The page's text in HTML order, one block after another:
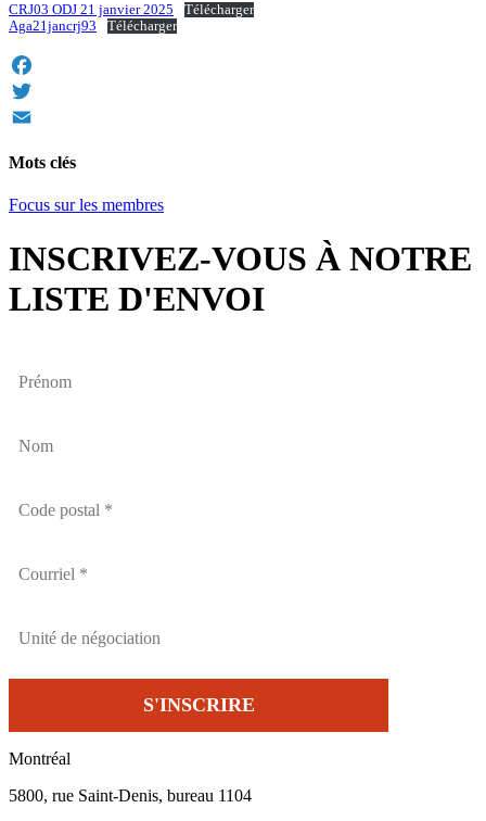
CRJ03 ODJ 21 janvier 2025
Télécharger
Aga21jancrj93
Télécharger
Facebook
Twitter
Mots clés
Focus sur les membres
INSCRIVEZ-VOUS À NOTRE
LISTE D'ENVOI
Montréal
5800, rue Saint-Denis, bureau 1104